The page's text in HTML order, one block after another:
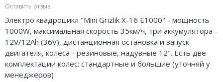
Оставить отзыв
Электро квадроцикл "Mini Grizlik X-16 E1000" - мощность
1000W, максимальная скорость 35км/ч, три аккумулятора -
12V/12Ah (36V), дистанционная остановка и запуск
двигателя, колеса - резиновые, надувные 12". Есть две
комплектации колес: стандартные и большие (уточняй у
менеджеров)